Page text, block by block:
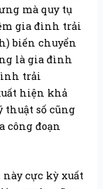
mà quy tụ
gia đình trải
biến chuyển
là gia đình
trải
hiện khả
thuật số cũng
công đoạn
cực kỳ xuất